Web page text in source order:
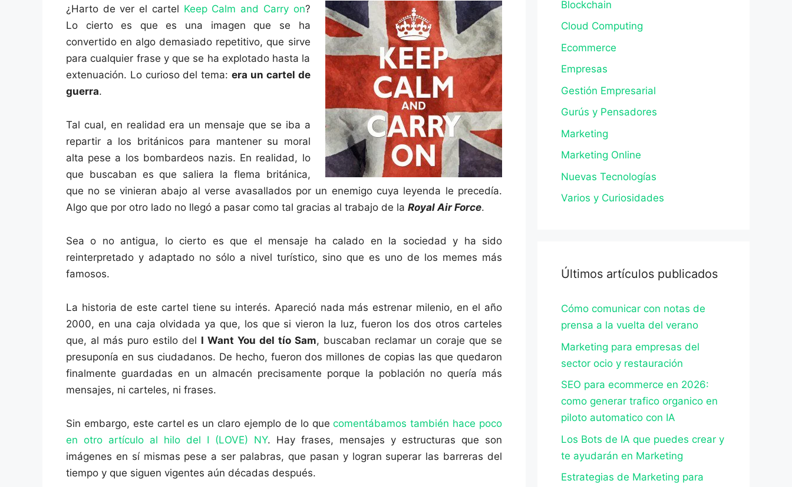
¿Harto de ver el cartel Keep Calm and Carry on?
Lo cierto es que es una imagen que se ha
convertido en algo demasiado repetitivo, que sirve
para cualquier frase y que se ha explotado hasta la
extenuación. Lo curioso del tema:era un cartel de
guerra.
Tal cual, en realidad era un mensaje que se iba a
repartir a los británicos para mantener su moral
alta pese a los bombardeos nazis. En realidad, lo
que buscaban es que saliera la flema británica,
que no se vinieran abajo al verse avasallados por un enemigo cuya leyenda le precedía.
Algo que por otro lado no llegó a pasar como tal gracias al trabajo de la Royal Air Force.
Sea o no antigua, lo cierto es que el mensaje ha calado en la sociedad y ha sido
reinterpretado y adaptado no sólo a nivel turístico, sino que es uno de los memes más
famosos.
La historia de este cartel tiene su interés. Apareció nada más estrenar milenio, en el año
2000, en una caja olvidada ya que, los que si vieron la luz, fueron los dos otros carteles
que, al más puro estilo del I Want You del tío Sam, buscaban reclamar un coraje que se
presuponía en sus ciudadanos. De hecho, fueron dos millones de copias las que quedaron
finalmente guardadas en un almacén precisamente porque la población no quería más
mensajes, ni carteles, ni frases.
Sin embargo, este cartel es un claro ejemplo de lo quecomentábamos también hace poco
en otro artículo al hilo del I (LOVE) NY. Hay frases, mensajes y estructuras que son
imágenes en sí mismas pese a ser palabras, que pasan y logran superar las barreras del
tiempo y que siguen vigentes aún décadas después.
Blockchain
Cloud Computing
Ecommerce
Empresas
Gestión Empresarial
Gurús y Pensadores
Marketing
Marketing Online
Nuevas Tecnologías
Varios y Curiosidades
Últimos artículos publicados
Cómo comunicar con notas de
prensa a la vuelta del verano
Marketing para empresas del
sector ocio y restauración
SEO para ecommerce en 2026:
como generar trafico organico en
piloto automatico con IA
Los Bots de IA que puedes crear y
te ayudarán en Marketing
Estrategias de Marketing para